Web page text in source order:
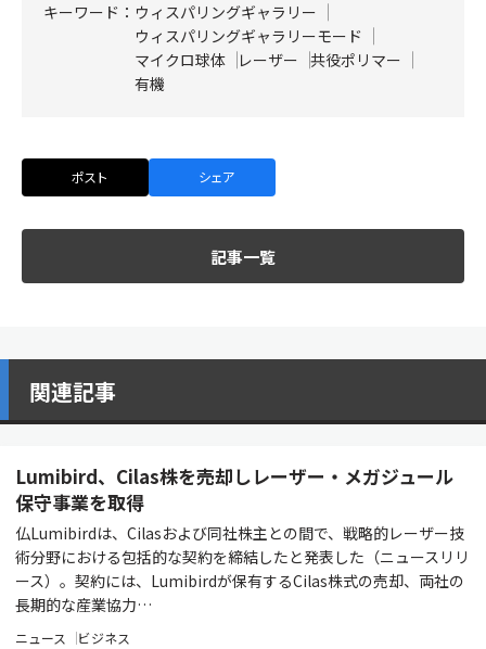
キーワード： ウィスパリングギャラリー
ウィスパリングギャラリーモード
マイクロ球体
レーザー 共役ポリマー
有機
ポスト シェア
記事一覧
関連記事
Lumibird、Cilas株を売却しレーザー・メガジュール
保守事業を取得
仏Lumibirdは、Cilasおよび同社株主との間で、戦略的レーザー技
術分野における包括的な契約を締結したと発表した（ニュースリリ
ース）。契約には、Lumibirdが保有するCilas株式の売却、両社の
長期的な産業協力…
ニュース ビジネス